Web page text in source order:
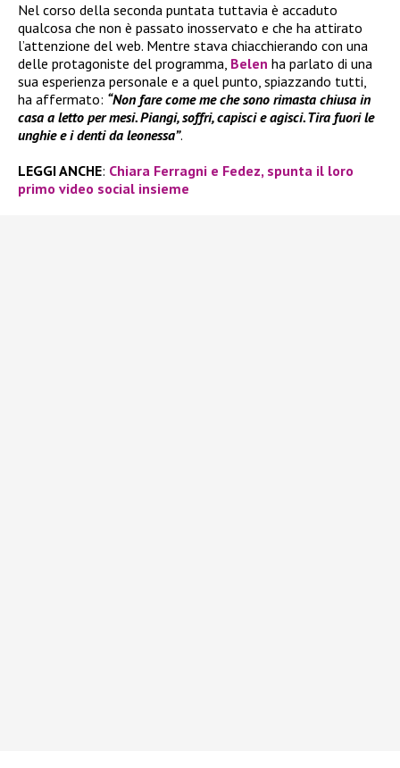
Nel corso della seconda puntata tuttavia è accaduto
qualcosa che non è passato inosservato e che ha attirato
l’attenzione del web. Mentre stava chiacchierando con una
delle protagoniste del programma, Belen ha parlato di una
sua esperienza personale e a quel punto, spiazzando tutti,
ha affermato: “Non fare come me che sono rimasta chiusa in
casa a letto per mesi. Piangi, soffri, capisci e agisci. Tira fuori le
unghie e i denti da leonessa”.
LEGGI ANCHE: Chiara Ferragni e Fedez, spunta il loro
primo video social insieme